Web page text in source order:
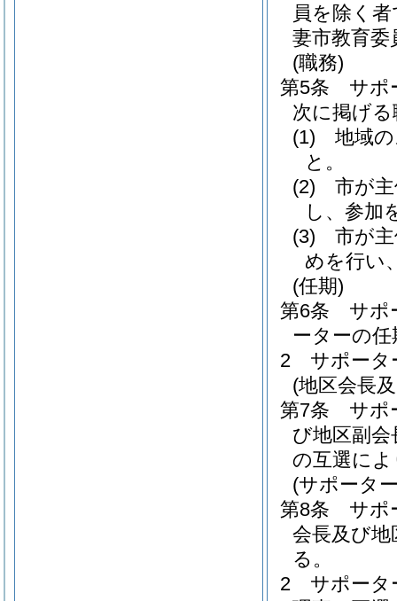
員を除く
妻市教育委
(職務)
第5条
サポ
次に掲げ
(1)
地域
と。
(2)
市が
し、参加
(3)
市が
めを行い
(任期)
第6条
サポ
ーターの
2
サポータ
(地区会長
第7条
サポ
び地区副
の互選に
(サポータ
第8条
サポ
会長及び
る。
2
サポータ